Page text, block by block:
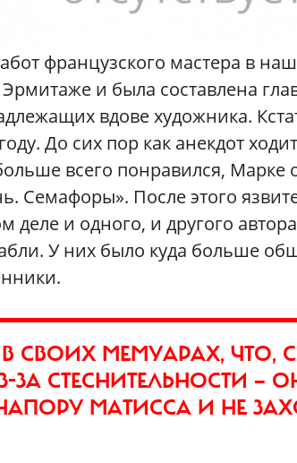
французского мастера в
Эрмитаже и была составлена
вдове художника.
До сих пор как анекдот
всего понравился, Марке
Семафоры». После этого
деле и одного, и другого
У них было куда больше
СВОИХ МЕМУАРАХ, ЧТО,
СТЕСНИТЕЛЬНОСТИ —
МАТИССА И НЕ